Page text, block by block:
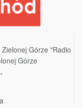
Górze "Radio
Górze